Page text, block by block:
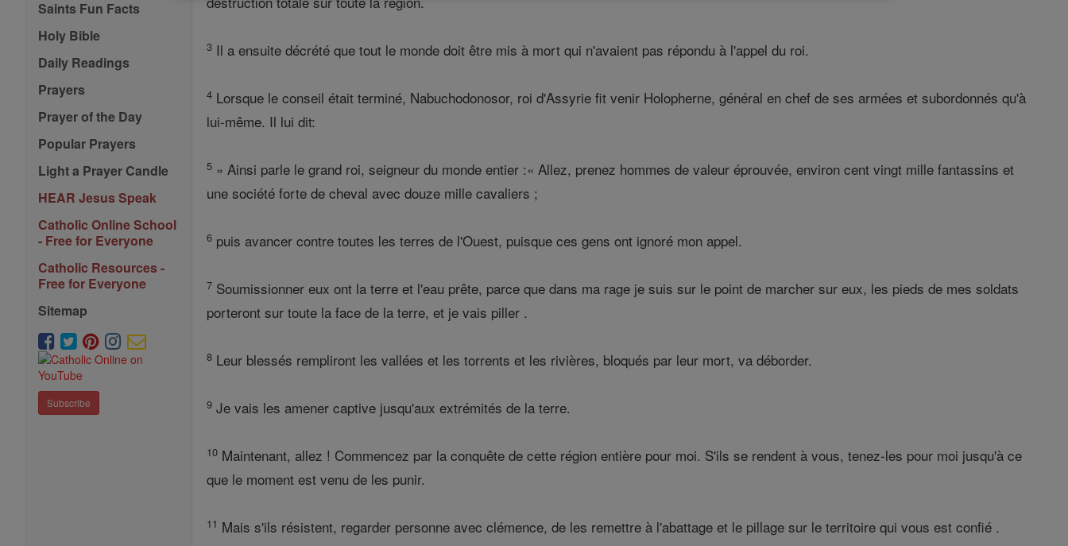
Saints Fun Facts
Holy Bible
Daily Readings
Prayers
Prayer of the Day
Popular Prayers
Light a Prayer Candle
HEAR Jesus Speak
Catholic Online School
- Free for Everyone
Catholic Resources -
Free for Everyone
Sitemap
Subscribe
3 Il a ensuite décrété que tout le monde doit être mis à mort qui n'avaient pas répondu à l'appel du roi.
4 Lorsque le conseil était terminé, Nabuchodonosor, roi d'Assyrie fit venir Holopherne, général en chef de ses armées et subordonnés qu'à
lui-même. Il lui dit:
5 » Ainsi parle le grand roi, seigneur du monde entier :« Allez, prenez hommes de valeur éprouvée, environ cent vingt mille fantassins et
une société forte de cheval avec douze mille cavaliers ;
6 puis avancer contre toutes les terres de l'Ouest, puisque ces gens ont ignoré mon appel.
7 Soumissionner eux ont la terre et l'eau prête, parce que dans ma rage je suis sur le point de marcher sur eux, les pieds de mes soldats
porteront sur toute la face de la terre, et je vais piller .
8 Leur blessés rempliront les vallées et les torrents et les rivières, bloqués par leur mort, va déborder.
9 Je vais les amener captive jusqu'aux extrémités de la terre.
10 Maintenant, allez ! Commencez par la conquête de cette région entière pour moi. S'ils se rendent à vous, tenez-les pour moi jusqu'à ce
que le moment est venu de les punir.
11 Mais s'ils résistent, regarder personne avec clémence, de les remettre à l'abattage et le pillage sur le territoire qui vous est confié .